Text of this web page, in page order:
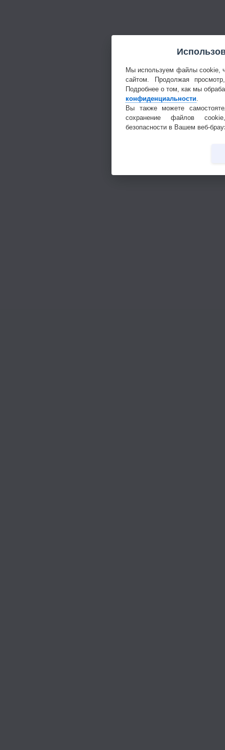
Мы используем файлы cookie,
сайтом. Продолжая
Подробнее о том, как мы
конфиденциальности.
Вы также можете
сохранение файлов
безопасности в Вашем веб-